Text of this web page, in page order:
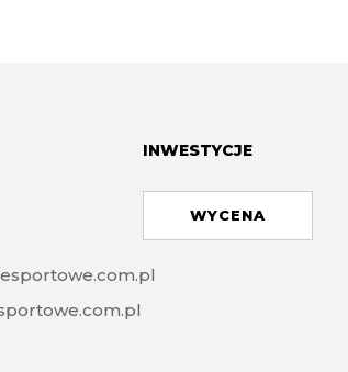
INWESTYCJE
WYCENA